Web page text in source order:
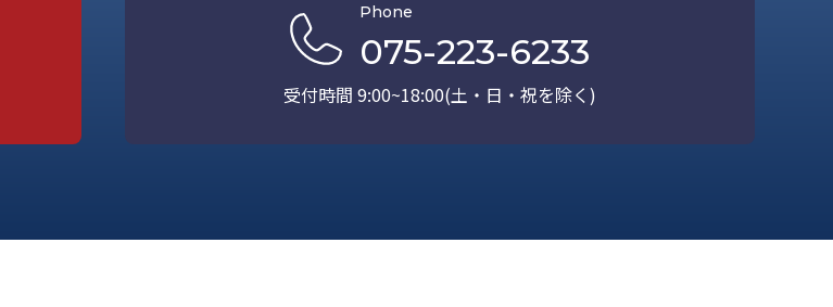
Phone
075-223-6233
受付時間 9:00~18:00(土・日・祝を除く)